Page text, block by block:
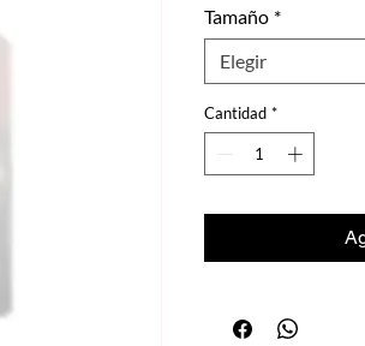
Tamaño *
Elegir
Cantidad *